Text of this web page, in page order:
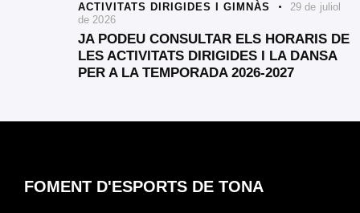
ACTIVITATS DIRIGIDES I GIMNÀS
29 de juliol
de 2026
JA PODEU CONSULTAR ELS HORARIS DE
LES ACTIVITATS DIRIGIDES I LA DANSA
PER A LA TEMPORADA 2026-2027
FOMENT D'ESPORTS DE TONA